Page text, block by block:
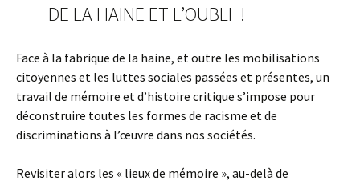
DE LA HAINE ET L’OUBLI !
Face à la fabrique de la haine, et outre les mobilisations
citoyennes et les luttes sociales passées et présentes, un
travail de mémoire et d’histoire critique s’impose pour
déconstruire toutes les formes de racisme et de
discriminations à l’œuvre dans nos sociétés.
Revisiter alors les « lieux de mémoire », au-delà de